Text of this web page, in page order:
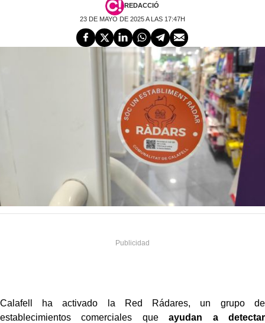
REDACCIÓ
23 DE MAYO DE 2025 A LAS 17:47H
Calafell ha activado la Red Rádares, un grupo de
establecimientos comerciales queayudan a detectar